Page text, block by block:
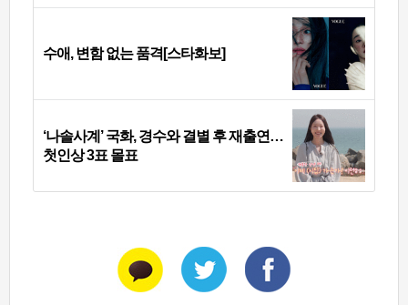
수애, 변함 없는 품격[스타화보]
‘나솔사계’ 국화, 경수와 결별 후 재출연…
첫인상 3표 몰표